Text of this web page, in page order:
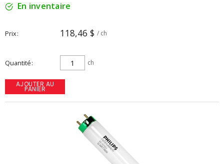
En inventaire
Prix 118,46 $ / ch
Quantité ch
AJOUTER AU
PANIER